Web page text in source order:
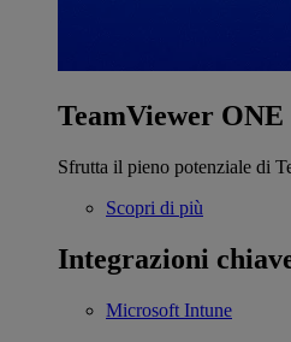
TeamViewer ONE
Sfrutta il pieno potenziale di
Scopri di più
Integrazioni
Microsoft Intune